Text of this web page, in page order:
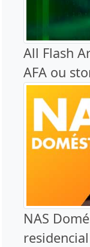
All Flash
AFA ou
NAS